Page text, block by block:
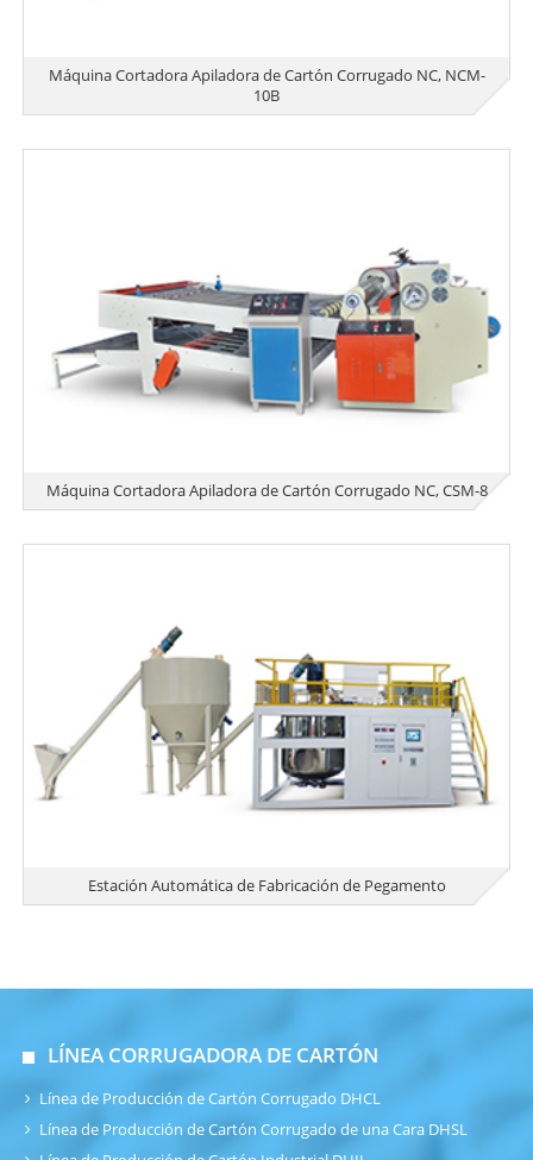
Máquina Cortadora Apiladora de Cartón Corrugado NC, NCM-
10B
Máquina Cortadora Apiladora de Cartón Corrugado NC, CSM-8
Estación Automática de Fabricación de Pegamento
LÍNEA CORRUGADORA DE CARTÓN
Línea de Producción de Cartón Corrugado DHCL
Línea de Producción de Cartón Corrugado de una Cara DHSL